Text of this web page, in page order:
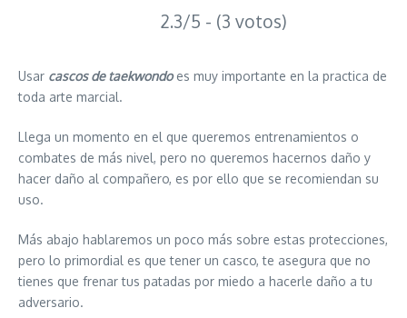
2.3/5 - (3 votos)
Usar cascos de taekwondoes muy importante en la practica de
toda arte marcial.
Llega un momento en el que queremos entrenamientos o
combates de más nivel, pero no queremos hacernos daño y
hacer daño al compañero, es por ello que se recomiendan su
uso.
Más abajo hablaremos un poco más sobre estas protecciones,
pero lo primordial es que tener un casco, te asegura que no
tienes que frenar tus patadas por miedo a hacerle daño a tu
adversario.